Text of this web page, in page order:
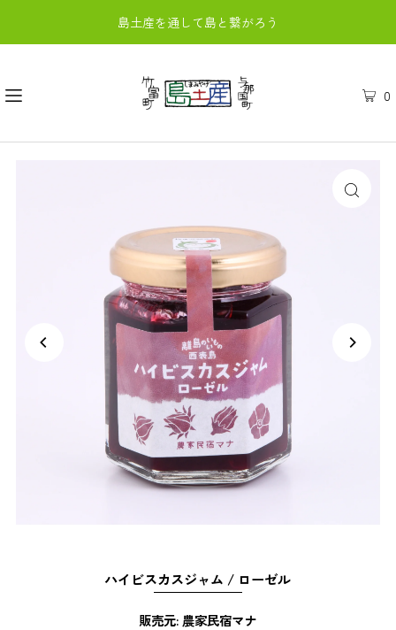
島土産を通して島と繋がろう
0
ハイビスカスジャム / ローゼル
販売元: 農家民宿マナ